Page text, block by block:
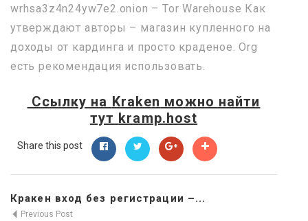
wrhsa3z4n24yw7e2.onion – Tor Warehouse Как
утверждают авторы – магазин купленного на
доходы от кардинга и просто краденое. Org
есть рекомендация использовать.
Ссылку на Kraken можно найти
тут kramp.host
Share this post
Кракен вход без регистрации –...
Previous Post